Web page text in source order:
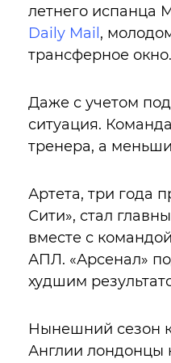
летнего испанца
Daily Mail ,
трансферное
Даже с учетом
ситуация.
тренера, а
Артета, три года
Сити», стал
вместе с
АПЛ. «Арсенал»
худшим
Нынешний сезон
Англии лондонцы